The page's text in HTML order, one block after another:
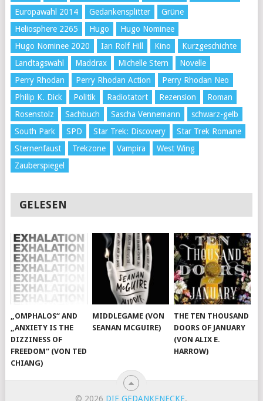
Europawahl 2014
Gedankensplitter
Grüne
Heliosphere 2265
Hugo
Hugo Nominee
Hugo Nominee 2020
Ian Rolf Hill Kino
Kurzgeschichte
Landtagswahl
Maddrax Michelle Stern
Novelle
Perry Rhodan
Perry Rhodan Action
Perry Rhodan Neo
Philip K. Dick
Politik Radiotatort Rezension
Roman
Rosenstolz
Sachbuch Sascha Vennemann
schwarz-gelb
South Park
SPD Star Trek: Discovery
Star Trek Romane
Sternenfaust
Trekzone Vampira
West Wing
Zauberspiegel
GELESEN
„OMPHALOS“ AND
„ANXIETY IS THE
DIZZINESS OF
FREEDOM“ (VON TED
CHIANG)
MIDDLEGAME (VON
SEANAN MCGUIRE)
THE TEN THOUSAND
DOORS OF JANUARY
(VON ALIX E.
HARROW)
© 2026 DIE GEDANKENECKE.